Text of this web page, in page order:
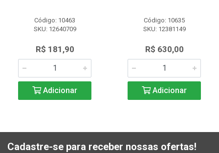
Código: 10463
SKU: 12640709
R$ 181,90
Adicionar
Código: 10635
SKU: 12381149
R$ 630,00
Adicionar
Cadastre-se para receber nossas ofertas!